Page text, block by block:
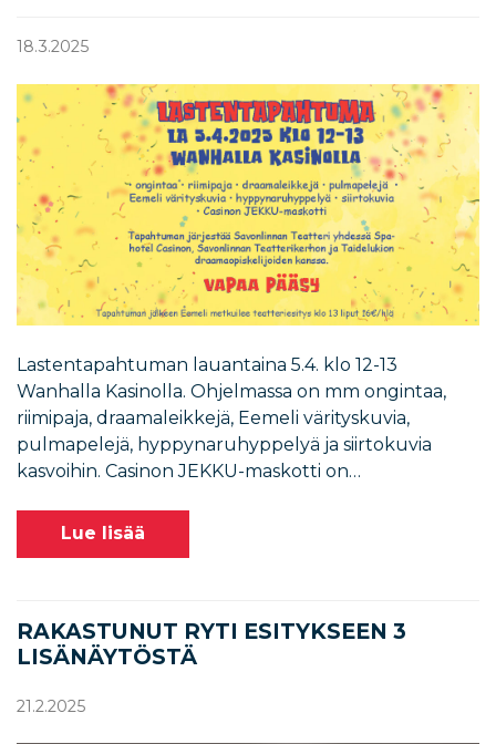
18.3.2025
Lastentapahtuman lauantaina 5.4. klo 12-13
Wanhalla Kasinolla. Ohjelmassa on mm ongintaa,
riimipaja, draamaleikkejä, Eemeli värityskuvia,
pulmapelejä, hyppynaruhyppelyä ja siirtokuvia
kasvoihin. Casinon JEKKU-maskotti on…
Lue lisää
RAKASTUNUT RYTI ESITYKSEEN 3
LISÄNÄYTÖSTÄ
21.2.2025